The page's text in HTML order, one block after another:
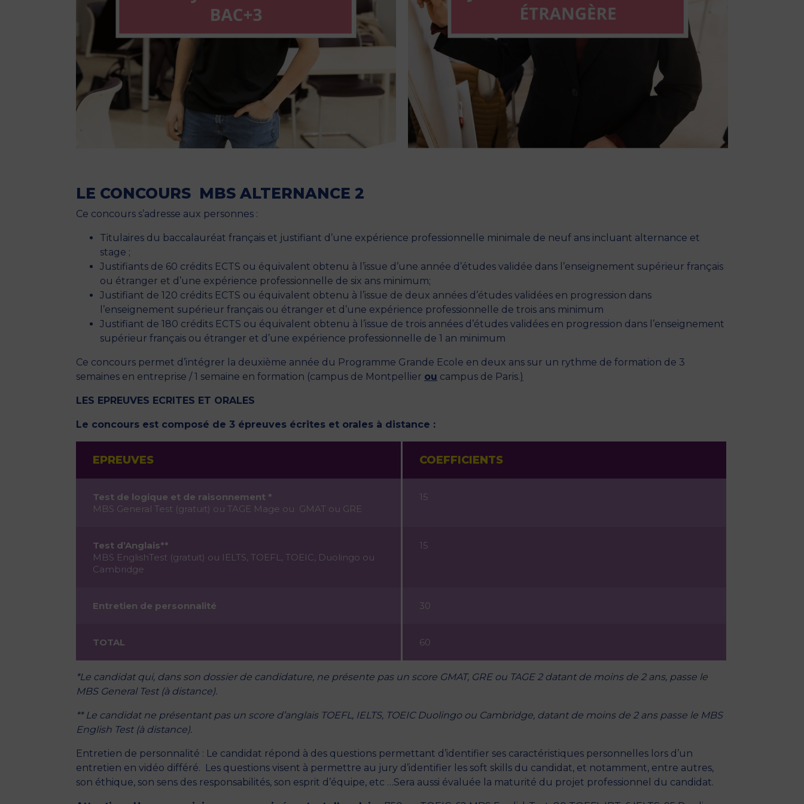
LE CONCOURS MBS ALTERNANCE 2
Ce concours s’adresse aux personnes :
Titulaires du baccalauréat français et justifiant d’une expérience professionnelle minimale de neuf ans incluant alternance et
stage ;
Justifiants de 60 crédits ECTS ou équivalent obtenu à l’issue d’une année d’études validée dans l’enseignement supérieur français
ou étranger et d’une expérience professionnelle de six ans minimum;
Justifiant de 120 crédits ECTS ou équivalent obtenu à l’issue de deux années d’études validées en progression dans
l’enseignement supérieur français ou étranger et d’une expérience professionnelle de trois ans minimum
Justifiant de 180 crédits ECTS ou équivalent obtenu à l’issue de trois années d’études validées en progression dans l’enseignement
supérieur français ou étranger et d’une expérience professionnelle de 1 an minimum
Ce concours permet d’intégrer la deuxième année du Programme Grande Ecole en deux ans sur un rythme de formation de 3
semaines en entreprise / 1 semaine en formation (campus de Montpellier ou campus de Paris.)
LES EPREUVES ECRITES ET ORALES
Le concours est composé de 3 épreuves écrites et orales à distance :
EPREUVES COEFFICIENTS
Test de logique et de raisonnement *
MBS General Test (gratuit) ou TAGE Mage ou GMAT ou GRE
15
Test d’Anglais**
MBS EnglishTest (gratuit) ou IELTS, TOEFL, TOEIC, Duolingo ou
Cambridge
15
Entretien de personnalité 30
TOTAL 60
*Le candidat qui, dans son dossier de candidature, ne présente pas un score GMAT, GRE ou TAGE 2 datant de moins de 2 ans, passe le
MBS General Test (à distance).
** Le candidat ne présentant pas un score d’anglais TOEFL, IELTS, TOEIC Duolingo ou Cambridge, datant de moins de 2 ans passe le MBS
English Test (à distance).
Entretien de personnalité : Le candidat répond à des questions permettant d’identifier ses caractéristiques personnelles lors d’un
entretien en vidéo différé. Les questions visent à permettre au jury d’identifier les soft skills du candidat, et notamment, entre autres,
son éthique, son sens des responsabilités, son esprit d’équipe, etc …Sera aussi évaluée la maturité du projet professionnel du candidat.